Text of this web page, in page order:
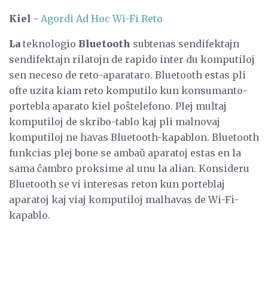
Kiel - Agordi Ad Hoc Wi-Fi Reto
La teknologio Bluetooth subtenas sendifektajn
sendifektajn rilatojn de rapido inter du komputiloj
sen neceso de reto-aparataro. Bluetooth estas pli
ofte uzita kiam reto komputilo kun konsumanto-
portebla aparato kiel poŝtelefono. Plej multaj
komputiloj de skribo-tablo kaj pli malnovaj
komputiloj ne havas Bluetooth-kapablon. Bluetooth
funkcias plej bone se ambaŭ aparatoj estas en la
sama ĉambro proksime al unu la alian. Konsideru
Bluetooth se vi interesas reton kun porteblaj
aparatoj kaj viaj komputiloj malhavas de Wi-Fi-
kapablo.